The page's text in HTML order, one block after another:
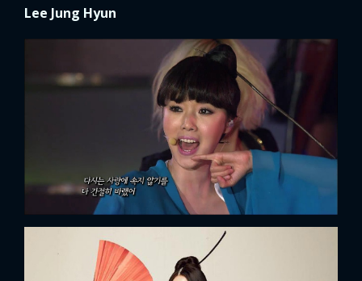
Lee Jung Hyun